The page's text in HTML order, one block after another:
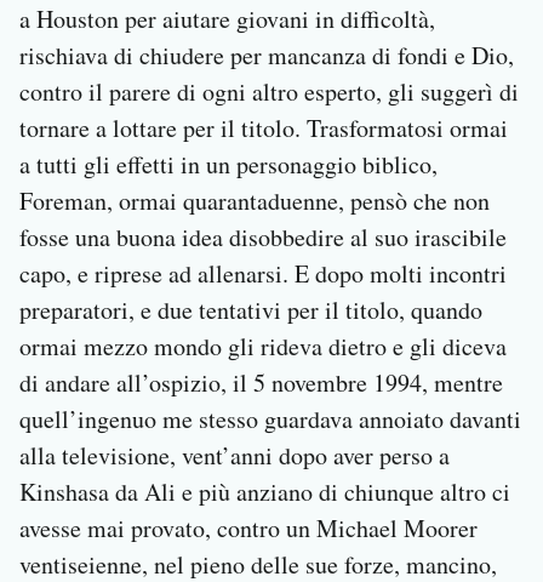
a Houston per aiutare giovani in difficoltà,
rischiava di chiudere per mancanza di fondi e Dio,
contro il parere di ogni altro esperto, gli suggerì di
tornare a lottare per il titolo. Trasformatosi ormai
a tutti gli effetti in un personaggio biblico,
Foreman, ormai quarantaduenne, pensò che non
fosse una buona idea disobbedire al suo irascibile
capo, e riprese ad allenarsi. E dopo molti incontri
preparatori, e due tentativi per il titolo, quando
ormai mezzo mondo gli rideva dietro e gli diceva
di andare all’ospizio, il 5 novembre 1994, mentre
quell’ingenuo me stesso guardava annoiato davanti
alla televisione, vent’anni dopo aver perso a
Kinshasa da Ali e più anziano di chiunque altro ci
avesse mai provato, contro un Michael Moorer
ventiseienne, nel pieno delle sue forze, mancino,